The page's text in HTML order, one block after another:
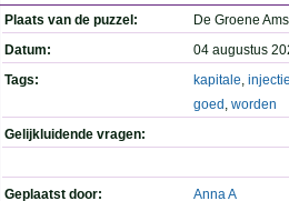
Plaats van de puzzel:
De Groene
Datum:
04 augustus
Tags:
kapitale,
goed , worden
Gelijkluidende vragen:
Geplaatst door: Anna A